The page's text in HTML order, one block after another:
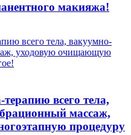
макияжа!
всего тела,
массаж,
процедуру